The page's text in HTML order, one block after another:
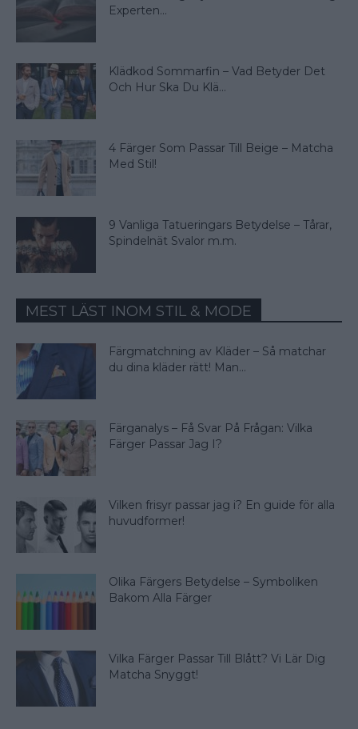
Experten...
Klädkod Sommarfin – Vad Betyder Det
Och Hur Ska Du Klä...
4 Färger Som Passar Till Beige – Matcha
Med Stil!
9 Vanliga Tatueringars Betydelse – Tårar,
Spindelnät Svalor m.m.
MEST LÄST INOM STIL & MODE
Färgmatchning av Kläder – Så matchar
du dina kläder rätt! Man...
Färganalys – Få Svar På Frågan: Vilka
Färger Passar Jag I?
Vilken frisyr passar jag i? En guide för alla
huvudformer!
Olika Färgers Betydelse – Symboliken
Bakom Alla Färger
Vilka Färger Passar Till Blått? Vi Lär Dig
Matcha Snyggt!